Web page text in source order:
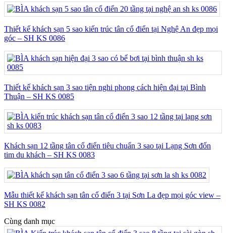
Thiết kế khách sạn 5 sao kiến trúc tân cổ điển tại Nghệ An đẹp mọi
góc – SH KS 0086
Thiết kế khách sạn 3 sao tiện nghi phong cách hiện đại tại Bình
Thuận – SH KS 0085
Khách sạn 12 tầng tân cổ điển tiêu chuẩn 3 sao tại Lạng Sơn đốn
tim du khách – SH KS 0083
Mẫu thiết kế khách sạn tân cổ điển 3 tại Sơn La đẹp mọi góc view –
SH KS 0082
Cùng danh mục